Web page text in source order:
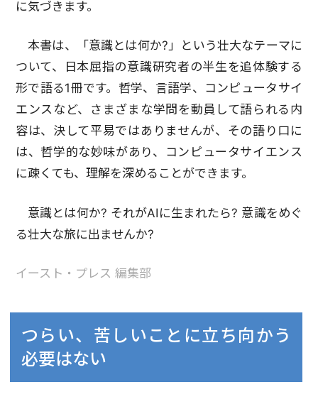
に気づきます。
本書は、「意識とは何か?」という壮大なテーマに
ついて、日本屈指の意識研究者の半生を追体験する
形で語る1冊です。哲学、言語学、コンピュータサイ
エンスなど、さまざまな学問を動員して語られる内
容は、決して平易ではありませんが、その語り口に
は、哲学的な妙味があり、コンピュータサイエンス
に疎くても、理解を深めることができます。
意識とは何か? それがAIに生まれたら? 意識をめぐ
る壮大な旅に出ませんか?
イースト・プレス 編集部
つらい、苦しいことに立ち向かう
必要はない